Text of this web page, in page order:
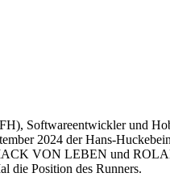
Softwareentwickler und
2024 der Hans-
VON LEBEN und
die Position des Runners.